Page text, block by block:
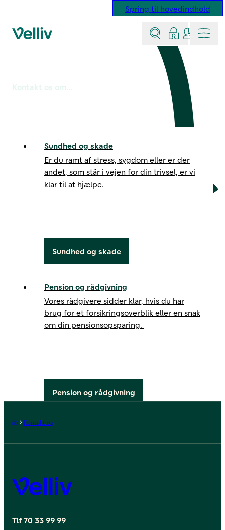
Spring til hovedindhold
Velliv startside
Søg Log indKontakt
Menu
Kontakt os om...
Sundhed og skade
Er du ramt af stress, sygdom eller er der
andet, som står i vejen for din trivsel, er vi
klar til at hjælpe.
Sundhed og skade
Pension og rådgivning
Vores rådgivere sidder klar, hvis du har
brug for et forsikringsoverblik eller en snak
om din pensionsopsparing.
Pension og rådgivning
Forside
Kontakt os
Velliv
Tlf 70 33 99 99